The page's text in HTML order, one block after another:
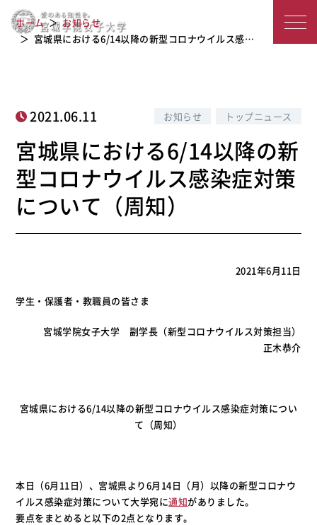
城
子
大
学
宮城県における6/14以降の新型コロナ
ウイルス感染症対策について（周知）
ホーム
お知らせ
宮城県における6/14以降の新型コロナウイルス感…
2021.06.11 お知らせ トップニュース
宮城県における6/14以降の新
型コロナウイルス感染症対策
について（周知）
2021年6月11日
学生・保護者・教職員の皆さま
宮城学院女子大学 副学長（新型コロナウイルス対策担当）
正木恭介
宮城県における6/14以降の新型コロナウイルス感染症対策につい
て（周知）
本日（6月11日）、宮城県より6月14日（月）以降の新型コロナウ
イルス感染症対策について大学宛に通知がありました。
要点をまとめると以下の2点となります。